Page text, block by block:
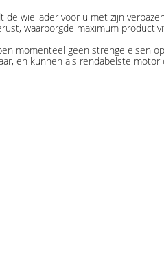
wiellader voor u met zijn
waarborgde maximum
momenteel geen strenge eisen
en kunnen als rendabelste